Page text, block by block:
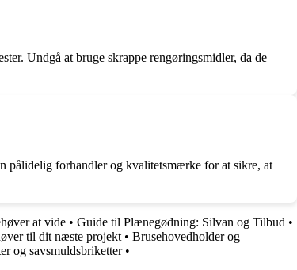
Undgå at bruge skrappe rengøringsmidler, da de
pålidelig forhandler og kvalitetsmærke for at sikre, at
at vide • Guide til Plænegødning: Silvan og Tilbud •
til dit næste projekt • Brusehovedholder og
og savsmuldsbriketter•